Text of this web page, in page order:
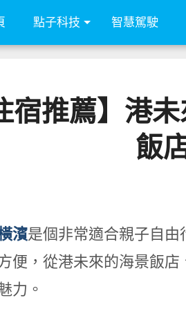
點子科技 智慧駕駛
宿推薦】港
飯
濱是個非常適合親子自
便，從港未來的海景飯
力。